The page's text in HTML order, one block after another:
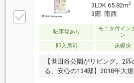
3LDK 65.82m2
3階 南西
駐車場あり
モニタ付イン
ン
即入居可 床暖房
【世田谷公園がリビング。2
る、安心の134邸】2018年大
ペットも合計2匹まで一緒に